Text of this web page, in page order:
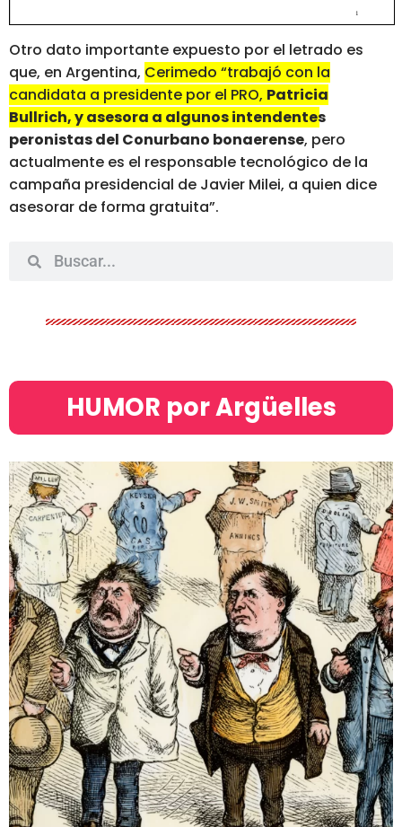
Otro dato importante expuesto por el letrado es
que, en Argentina, Cerimedo “trabajó con la
candidata a presidente por el PRO, Patricia
Bullrich, y asesora a algunos intendentes
peronistas del Conurbano bonaerense, pero
actualmente es el responsable tecnológico de la
campaña presidencial de Javier Milei, a quien dice
asesorar de forma gratuita”.
HUMOR por Argüelles​